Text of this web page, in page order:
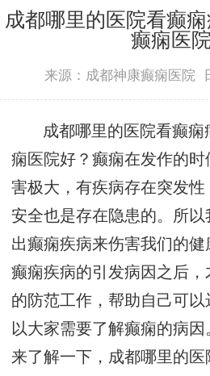
成都哪里的医院看癫
癫痫医
来源：成都神康癫痫医院
成都哪里的医院看癫痫
痫医院好？癫痫在发作的
害极大，有疾病存在突发
安全也是存在隐患的。所
出癫痫疾病来伤害我们的
癫痫疾病的引发病因之后
的防范工作，帮助自己可
以大家需要了解癫痫的病
来了解一下，成都哪里的